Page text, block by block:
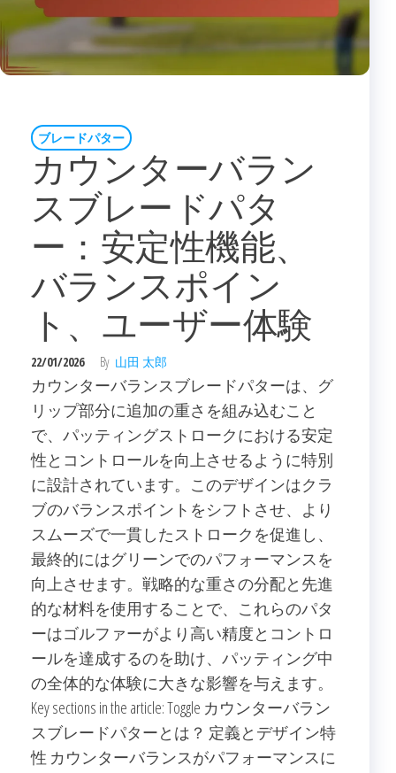
ブレードパター
カウンターバラン
スブレードパタ
ー：安定性機能、
バランスポイン
ト、ユーザー体験
22/01/2026 By 山田 太郎
カウンターバランスブレードパターは、グ
リップ部分に追加の重さを組み込むこと
で、パッティングストロークにおける安定
性とコントロールを向上させるように特別
に設計されています。このデザインはクラ
ブのバランスポイントをシフトさせ、より
スムーズで一貫したストロークを促進し、
最終的にはグリーンでのパフォーマンスを
向上させます。戦略的な重さの分配と先進
的な材料を使用することで、これらのパタ
ーはゴルファーがより高い精度とコントロ
ールを達成するのを助け、パッティング中
の全体的な体験に大きな影響を与えます。
Key sections in the article: Toggle カウンターバラン
スブレードパターとは？ 定義とデザイン特
性 カウンターバランスがパフォーマンスに